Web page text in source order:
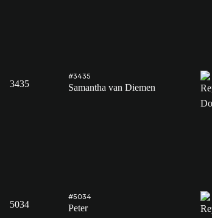
3435
#3435
Samantha van Diemen
5034
#5034
Peter